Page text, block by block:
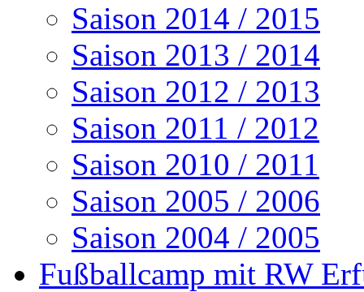
Saison 2014 / 2015
Saison 2013 / 2014
Saison 2012 / 2013
Saison 2011 / 2012
Saison 2010 / 2011
Saison 2005 / 2006
Saison 2004 / 2005
Fußballcamp mit RW